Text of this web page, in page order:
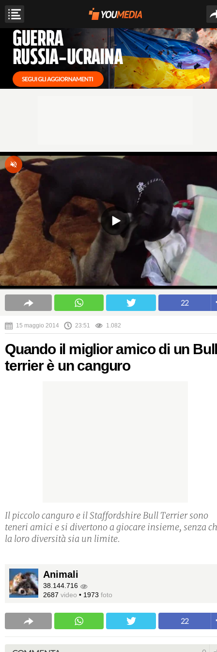
22
15 maggio 2014 23:51 1.082
Quando il miglior amico di un
terrier è un canguro
Il piccolo canguro e il Staffordshire Bull Terrier sono
teneri amici e si divertono a giocare insieme, senza
la loro diversità sia un limite.
Animali
38.144.716
2687 video • 1973 foto
22